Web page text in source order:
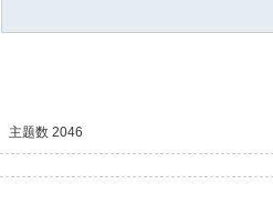
主题数 2046